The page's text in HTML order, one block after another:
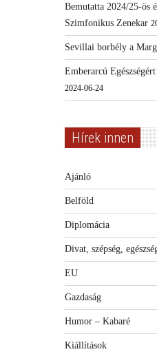
Bemutatta 2024/25-ös
Szimfonikus Zenekar
Sevillai borbély a
Emberarcú
2024-06-24
Hírek innen
Ajánló
Belföld
Diplomácia
Divat, szépség,
EU
Gazdaság
Humor – Kabaré
Kiállítások